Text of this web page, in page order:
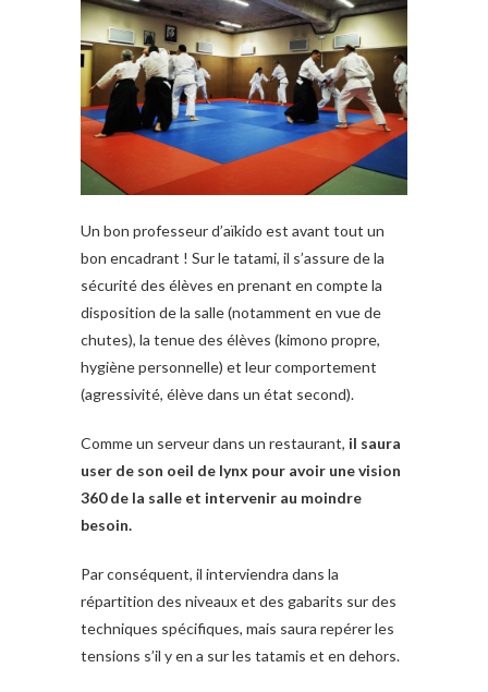
Un bon professeur d’aïkido est avant tout un
bon encadrant ! Sur le tatami, il s’assure de la
sécurité des élèves en prenant en compte la
disposition de la salle (notamment en vue de
chutes), la tenue des élèves (kimono propre,
hygiène personnelle) et leur comportement
(agressivité, élève dans un état second).
Comme un serveur dans un restaurant, il saura
user de son oeil de lynx pour avoir une vision
360 de la salle et intervenir au moindre
besoin.
Par conséquent, il interviendra dans la
répartition des niveaux et des gabarits sur des
techniques spécifiques, mais saura repérer les
tensions s’il y en a sur les tatamis et en dehors.